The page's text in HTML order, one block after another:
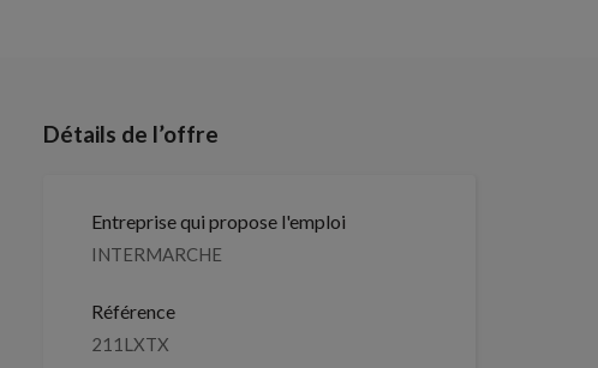
Détails de l’offre
Entreprise qui propose l'emploi
INTERMARCHE
Référence
211LXTX